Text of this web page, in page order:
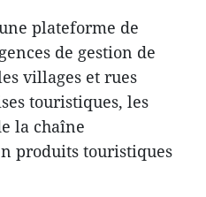
plateforme de
de gestion de
villages et rues
touristiques, les
la chaîne
produits touristiques